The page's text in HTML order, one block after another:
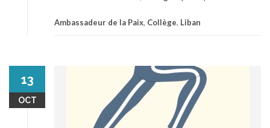
Ambassadeur de la Paix, Collège, Liban
13
OCT